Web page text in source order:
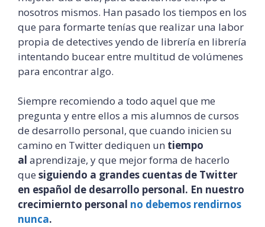
nosotros mismos. Han pasado los tiempos en los
que para formarte tenías que realizar una labor
propia de detectives yendo de librería en librería
intentando bucear entre multitud de volúmenes
para encontrar algo.
Siempre recomiendo a todo aquel que me
pregunta y entre ellos a mis alumnos de cursos
de desarrollo personal, que cuando inicien su
camino en Twitter dediquen un tiempo
al aprendizaje, y que mejor forma de hacerlo
que siguiendo a grandes cuentas de Twitter
en español de desarrollo personal. En nuestro
crecimiernto personal no debemos rendirnos
nunca.